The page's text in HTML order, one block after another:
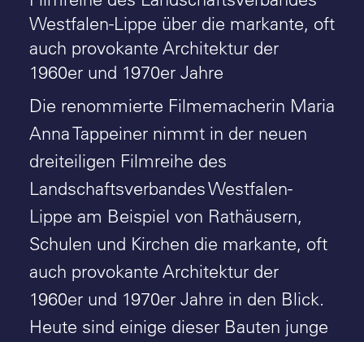
Westfalen-Lippe über die markante, oft
auch provokante Architektur der
1960er und 1970er Jahre
Die renommierte Filmemacherin Maria
Anna Tappeiner nimmt in der neuen
dreiteiligen Filmreihe des
Landschaftsverbandes Westfalen-
Lippe am Beispiel von Rathäusern,
Schulen und Kirchen die markante, oft
auch provokante Architektur der
1960er und 1970er Jahre in den Blick.
Heute sind einige dieser Bauten junge